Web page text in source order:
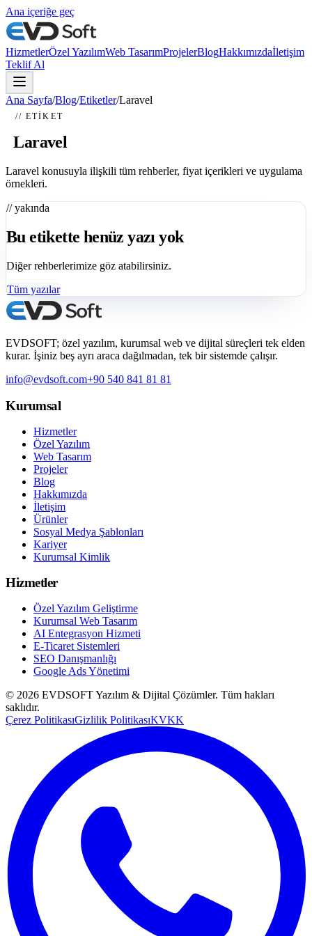
Ana içeriğe geç
HizmetlerÖzel YazılımWeb TasarımProjelerBlogHakkımızdaİletişim
Teklif Al
Ana Sayfa/Blog/Etiketler/Laravel
// ETIKET
#Laravel
Laravel konusuyla ilişkili tüm rehberler, fiyat içerikleri ve uygulama
örnekleri.
// yakında
Bu etikette henüz yazı yok
Diğer rehberlerimize göz atabilirsiniz.
Tüm yazılar
EVDSOFT; özel yazılım, kurumsal web ve dijital süreçleri tek elden
kurar. İşiniz beş ayrı araca dağılmadan, tek bir sistemde çalışır.
info@evdsoft.com+90 540 841 81 81
Kurumsal
Hizmetler
Özel Yazılım
Web Tasarım
Projeler
Blog
Hakkımızda
İletişim
Ürünler
Sosyal Medya Şablonları
Kariyer
Kurumsal Kimlik
Hizmetler
Özel Yazılım Geliştirme
Kurumsal Web Tasarım
AI Entegrasyon Hizmeti
E-Ticaret Sistemleri
SEO Danışmanlığı
Google Ads Yönetimi
© 2026 EVDSOFT Yazılım & Dijital Çözümler. Tüm hakları
saklıdır.
Çerez PolitikasıGizlilik PolitikasıKVKK